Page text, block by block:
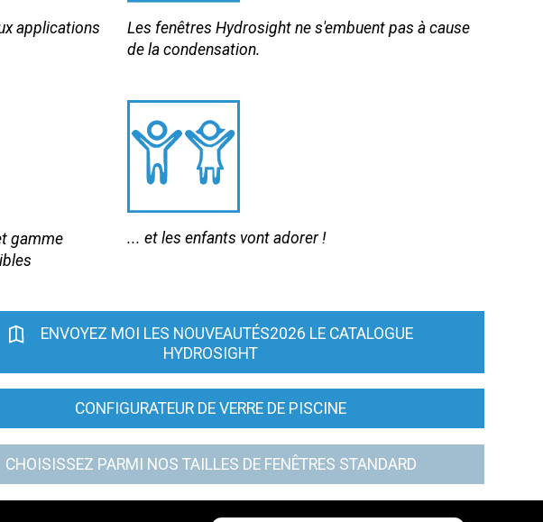
applications
Les fenêtres Hydrosight ne s'embuent pas à cause
de la condensation.
gamme
... et les enfants vont adorer !
ENVOYEZ MOI LES NOUVEAUTÉS2026 LE CATALOGUE
HYDROSIGHT
CONFIGURATEUR DE VERRE DE PISCINE
CHOISISSEZ PARMI NOS TAILLES DE FENÊTRES STANDARD